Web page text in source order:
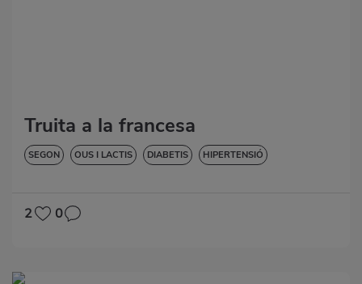
Truita a la francesa
SEGON OUS I LACTIS DIABETIS
HIPERTENSIÓ
2 0